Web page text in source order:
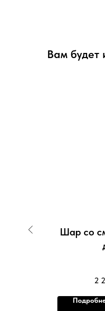
Вам будет
Шар со
2